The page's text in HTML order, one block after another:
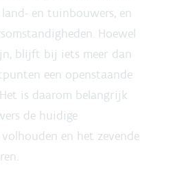
en tuinbouwers, en
Hoewel
blijft bij iets meer dan
een openstaande
is daarom belangrijk
de huidige
en het zevende